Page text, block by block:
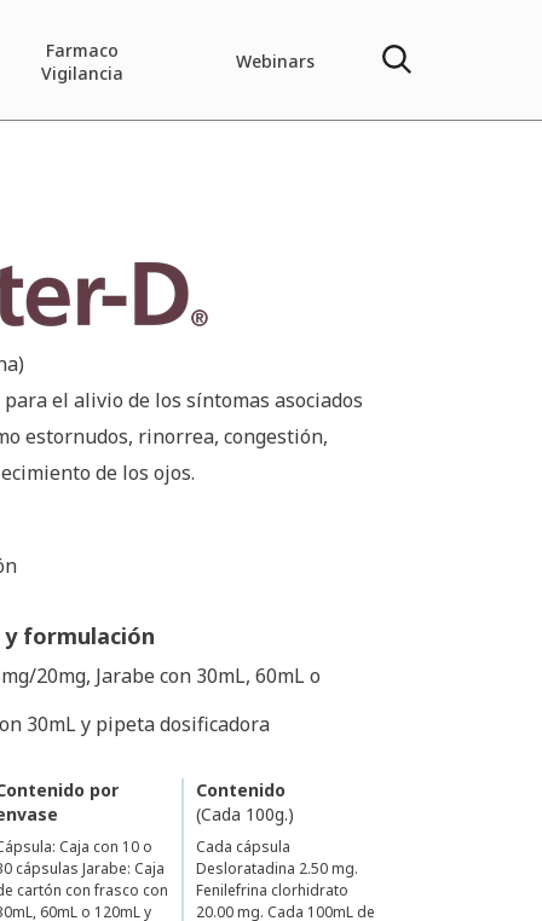
Farmaco
Vigilancia
Webinars
D®
el alivio de los síntomas asociados
estornudos, rinorrea, congestión,
de los ojos.
formulación
20mg, Jarabe con 30mL, 60mL o
30mL y pipeta dosificadora
por
Caja con 10 o
cápsulas Jarabe: Caja
cartón con frasco con
60mL o 120mL y
Contenido
(Cada 100g.)
Cada cápsula
Desloratadina 2.50 mg.
Fenilefrina clorhidrato
20.00 mg. Cada 100mL de